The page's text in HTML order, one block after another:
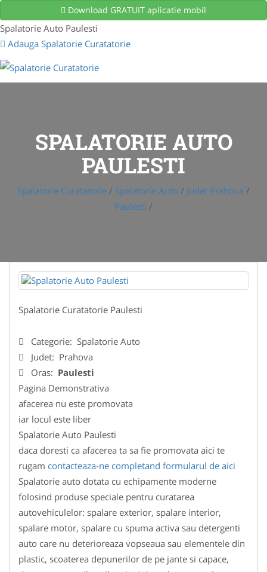
Download GRATUIT aplicatie mobil
Spalatorie Auto Paulesti
Adauga Spalatorie Curatatorie
SPALATORIE AUTO
PAULESTI
Spalatorie Curatatorie / Spalatorie Auto / Judet Prahova /
Paulesti /
Spalatorie Curatatorie Paulesti
Categorie: Spalatorie Auto
Judet: Prahova
Oras: Paulesti
Pagina Demonstrativa
afacerea nu este promovata
iar locul este liber
Spalatorie Auto Paulesti
daca doresti ca afacerea ta sa fie promovata aici te
rugam contacteaza-ne completand formularul de aici
Spalatorie auto dotata cu echipamente moderne
folosind produse speciale pentru curatarea
autovehiculelor: spalare exterior, spalare interior,
spalare motor, spalare cu spuma activa sau detergenti
auto care nu deterioreaza vopseaua sau elementele din
plastic, scoaterea depunerilor de pe jante si capace,